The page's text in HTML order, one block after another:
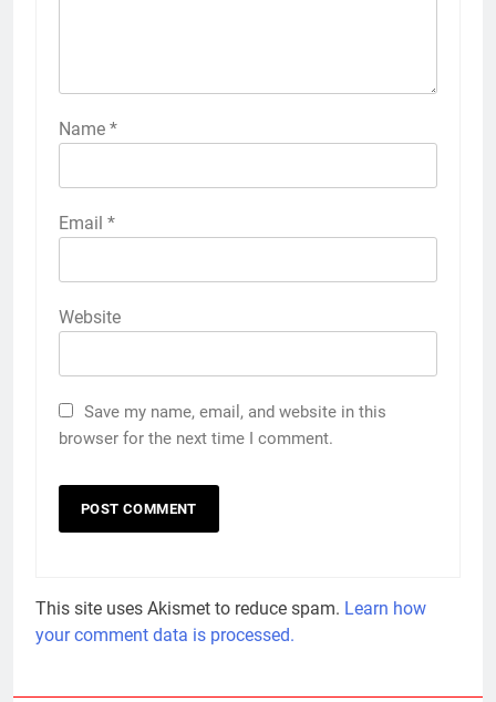
Name *
Email *
Website
Save my name, email, and website in this
browser for the next time I comment.
This site uses Akismet to reduce spam. Learn how
your comment data is processed.